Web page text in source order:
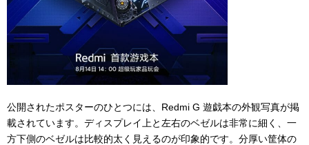
公開されたポスターのひとつには、Redmi G 遊戯本の外観写真が掲
載されています。ディスプレイ上と左右のベゼルは非常に細く、一
方下側のベゼルは比較的太く見えるのが印象的です。分厚い筐体の